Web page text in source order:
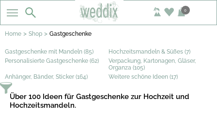
0
Home > Shop > Gastgeschenke
Gastgeschenke mit Mandeln (85)
Hochzeitsmandeln & Süßes (7)
Personalisierte Gastgeschenke (62)
Verpackung, Kartonagen, Gläser,
Organza (105)
Anhänger, Bänder, Sticker (164)
Weitere schöne Ideen (17)
Über 100 Ideen für Gastgeschenke zur Hochzeit und
Hochzeitsmandeln.